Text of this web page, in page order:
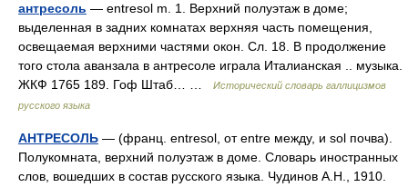
антресоль — entresol m. 1. Верхний полуэтаж в доме;
выделенная в задних комнатах верхняя часть помещения,
освещаемая верхними частями окон. Сл. 18. В продолжение
того стола аванзала в антресоле играла Италианская .. музыка.
ЖКФ 1765 189. Гоф Штаб… …
Исторический словарь галлицизмов
русского языка
АНТРЕСОЛЬ — (франц. entresol, от entre между, и sol почва).
Полукомната, верхний полуэтаж в доме. Словарь иностранных
слов, вошедших в состав русского языка. Чудинов А.Н., 1910.